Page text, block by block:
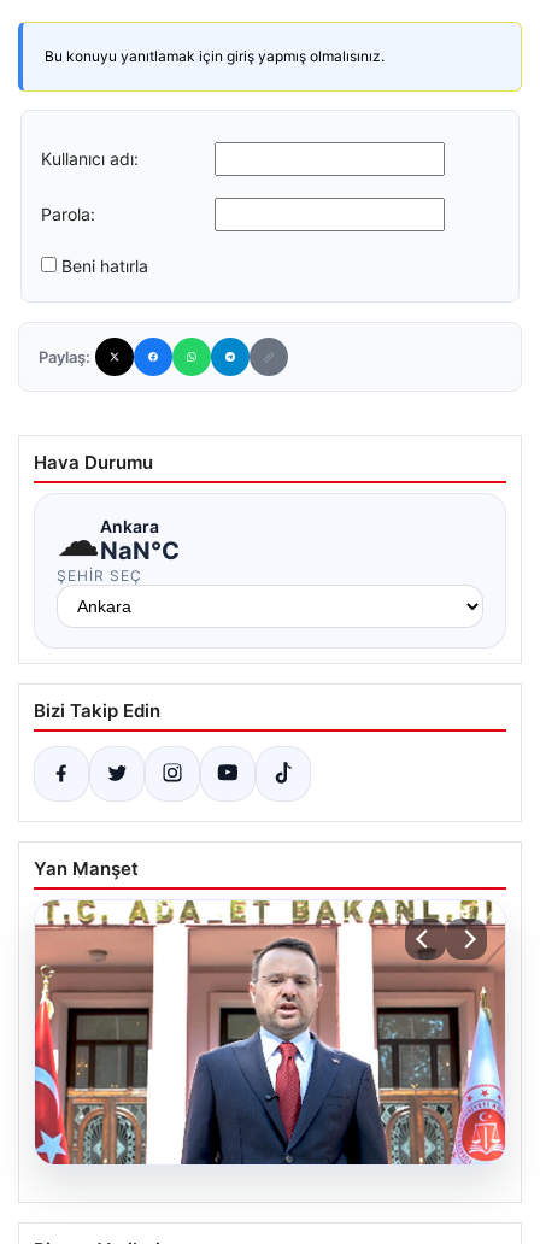
Bu konuyu yanıtlamak için giriş yapmış olmalısınız.
Kullanıcı adı:
Parola:
Beni hatırla
Paylaş:
Hava Durumu
☁Ankara
NaN°C
ŞEHIR SEÇ
Bizi Takip Edin
Yan Manşet
06.08.2026
Bakan Gürlek’ten Çerçeve Yasa